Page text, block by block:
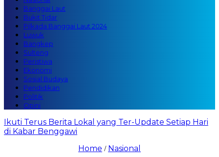
Banggai Laut
Bukit Tidar
Pilkada Banggai Laut 2024
Luwuk
Bangkep
Sulteng
Peristiwa
Ekonomi
Sosial Budaya
Pendidikan
Politik
Opini
Ikuti Terus Berita Lokal yang Ter-Update Setiap Hari
di Kabar Benggawi
Home / Nasional